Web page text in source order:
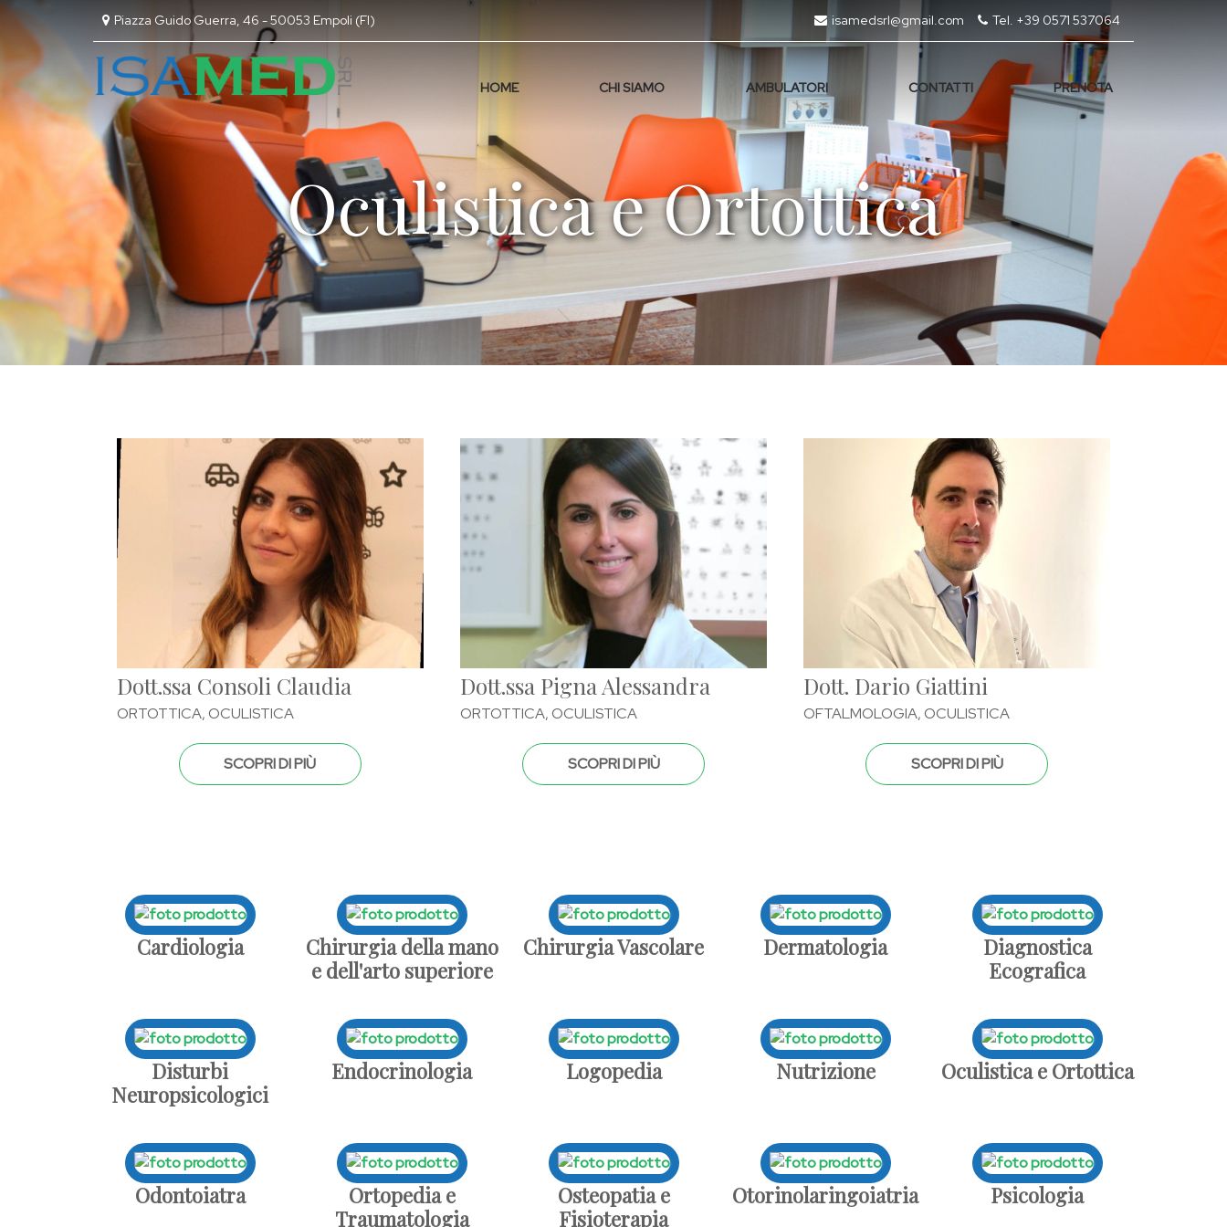
Piazza Guido Guerra, 46 - 50053 Empoli (FI) isamedsrl@gmail.com Tel. +39 0571 537064
HOME CHI SIAMO AMBULATORI CONTATTI PRENOTA
Oculistica e Ortottica
Dott.ssa Consoli Claudia
ORTOTTICA, OCULISTICA
SCOPRI DI PIÙ
Dott.ssa Pigna Alessandra
ORTOTTICA, OCULISTICA
SCOPRI DI PIÙ
Dott. Dario Giattini
OFTALMOLOGIA, OCULISTICA
SCOPRI DI PIÙ
Cardiologia
Chirurgia della mano
e dell'arto superiore
Chirurgia Vascolare Dermatologia
Diagnostica
Ecografica
Disturbi
Neuropsicologici
Endocrinologia Logopedia Nutrizione Oculistica e Ortottica
Odontoiatra
Ortopedia e
Traumatologia
Osteopatia e
Fisioterapia
Otorinolaringoiatria Psicologia